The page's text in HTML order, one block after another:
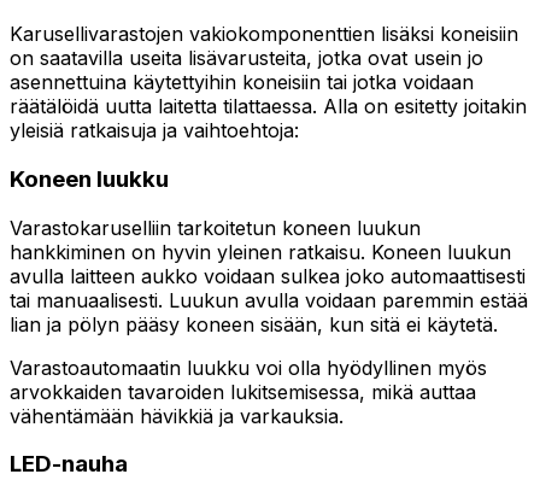
Karusellivarastojen vakiokomponenttien lisäksi koneisiin
on saatavilla useita lisävarusteita, jotka ovat usein jo
asennettuina käytettyihin koneisiin tai jotka voidaan
räätälöidä uutta laitetta tilattaessa. Alla on esitetty joitakin
yleisiä ratkaisuja ja vaihtoehtoja:
Koneen luukku
Varastokaruselliin tarkoitetun koneen luukun
hankkiminen on hyvin yleinen ratkaisu. Koneen luukun
avulla laitteen aukko voidaan sulkea joko automaattisesti
tai manuaalisesti. Luukun avulla voidaan paremmin estää
lian ja pölyn pääsy koneen sisään, kun sitä ei käytetä.
Varastoautomaatin luukku voi olla hyödyllinen myös
arvokkaiden tavaroiden lukitsemisessa, mikä auttaa
vähentämään hävikkiä ja varkauksia.
LED-nauha